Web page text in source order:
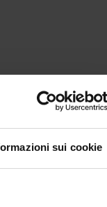
sui cookie